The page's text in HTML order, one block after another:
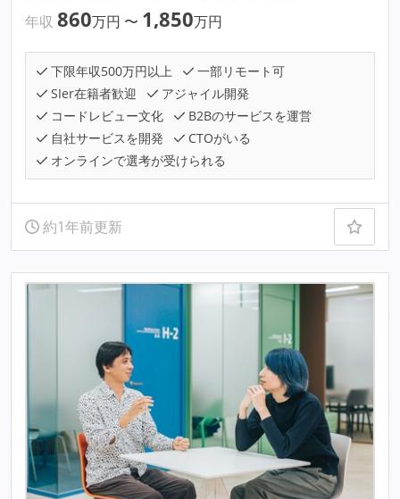
年収 860万円 〜 1,850万円
下限年収500万円以上
一部リモート可
SIer在籍者歓迎
アジャイル開発
コードレビュー文化
B2Bのサービスを運営
自社サービスを開発
CTOがいる
オンラインで選考が受けられる
約1年前更新